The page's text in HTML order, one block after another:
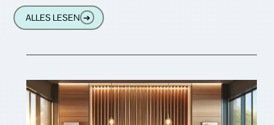
selbst zu Beschwerden. Ein 46-jähriger
ALLES LESEN ➔